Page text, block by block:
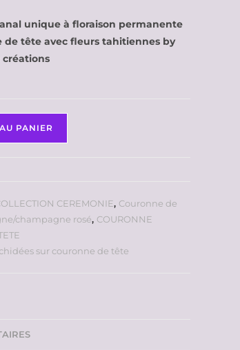
unique à floraison permanente
de tête avec fleurs tahitiennes by
créations
PANIER
CEREMONIE, Couronne de
champagne rosé, COURONNE
sur couronne de tête